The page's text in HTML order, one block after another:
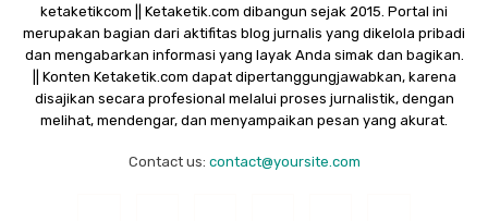
ketaketikcom || Ketaketik.com dibangun sejak 2015. Portal ini
merupakan bagian dari aktifitas blog jurnalis yang dikelola pribadi
dan mengabarkan informasi yang layak Anda simak dan bagikan.
|| Konten Ketaketik.com dapat dipertanggungjawabkan, karena
disajikan secara profesional melalui proses jurnalistik, dengan
melihat, mendengar, dan menyampaikan pesan yang akurat.
Contact us: contact@yoursite.com